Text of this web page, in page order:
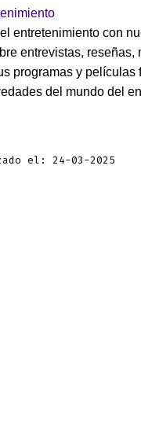
entretenimiento con
entrevistas, reseñas,
programas y películas
del mundo del
el: 24-03-2025